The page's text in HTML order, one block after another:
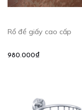
Rổ để giấy cao cấp
980.000₫